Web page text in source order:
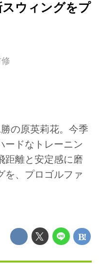
スウィングをプ
の原英莉花。今季
ードなトレーニン
距離と安定感に磨
を、プロゴルファ